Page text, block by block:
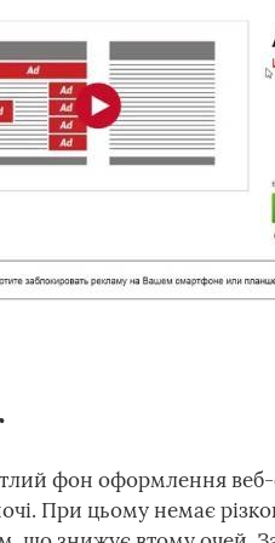
фон оформлення
При цьому немає